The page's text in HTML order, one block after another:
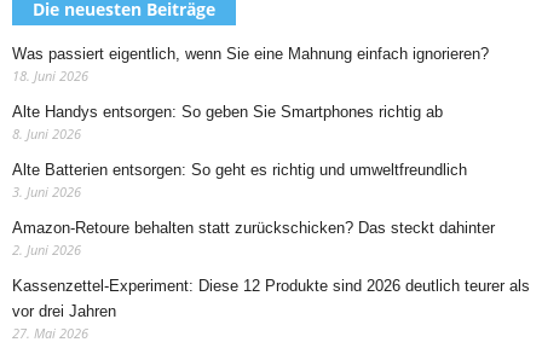
Die neuesten Beiträge
Was passiert eigentlich, wenn Sie eine Mahnung einfach ignorieren?
18. Juni 2026
Alte Handys entsorgen: So geben Sie Smartphones richtig ab
8. Juni 2026
Alte Batterien entsorgen: So geht es richtig und umweltfreundlich
3. Juni 2026
Amazon-Retoure behalten statt zurückschicken? Das steckt dahinter
2. Juni 2026
Kassenzettel-Experiment: Diese 12 Produkte sind 2026 deutlich teurer als
vor drei Jahren
27. Mai 2026